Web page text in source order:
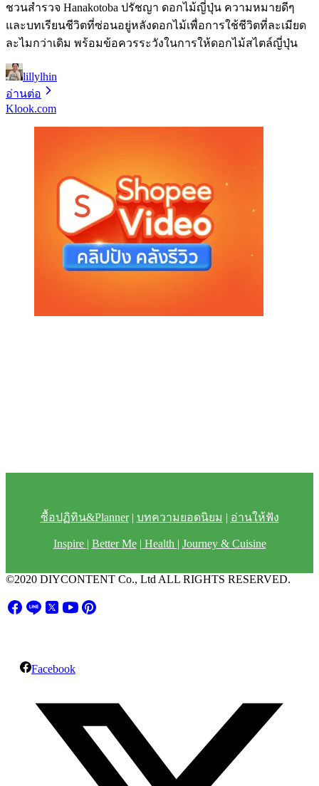
ชวนสำรวจ Hanakotoba ปรัชญา ดอกไม้ญี่ปุ่น ความหมายดีๆ
และบทเรียนชีวิตที่ซ่อนอยู่หลังดอกไม้เพื่อการใช้ชีวิตที่ละเมียด
ละไมกว่าเดิม พร้อมข้อควรระวังในการให้ดอกไม้สไตล์ญี่ปุ่น
lillylhin
อ่านต่อ
Klook.com
ซื้อปฏิทิน&Planner| บทความยอดนิยม | อ่านให้ฟัง
Inspire | Better Me| Health | Journey & Cuisine
©2020 DIYCONTENT Co., Ltd ALL RIGHTS RESERVED.
Facebook